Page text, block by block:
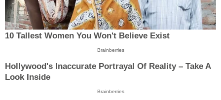
10 Tallest Women You Won't Believe Exist
Brainberries
Hollywood's Inaccurate Portrayal Of Reality – Take A
Look Inside
Brainberries